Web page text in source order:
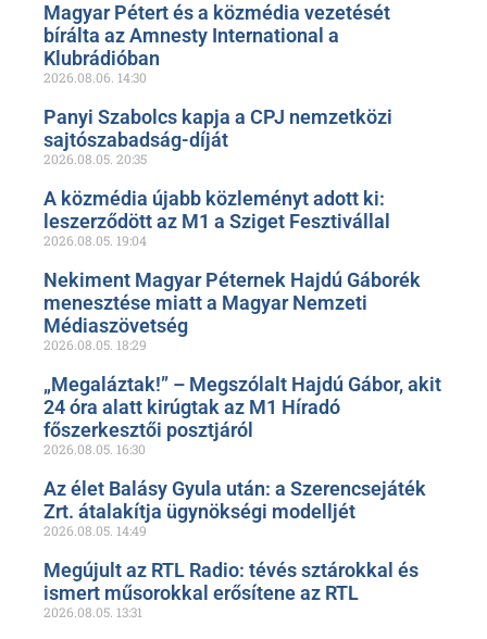
Magyar Pétert és a közmédia vezetését
bírálta az Amnesty International a
Klubrádióban
2026.08.06. 14:30
Panyi Szabolcs kapja a CPJ nemzetközi
sajtószabadság-díját
2026.08.05. 20:35
A közmédia újabb közleményt adott ki:
leszerződött az M1 a Sziget Fesztivállal
2026.08.05. 19:04
Nekiment Magyar Péternek Hajdú Gáborék
menesztése miatt a Magyar Nemzeti
Médiaszövetség
2026.08.05. 18:29
„Megaláztak!” – Megszólalt Hajdú Gábor, akit
24 óra alatt kirúgtak az M1 Híradó
főszerkesztői posztjáról
2026.08.05. 16:30
Az élet Balásy Gyula után: a Szerencsejáték
Zrt. átalakítja ügynökségi modelljét
2026.08.05. 14:49
Megújult az RTL Radio: tévés sztárokkal és
ismert műsorokkal erősítene az RTL
2026.08.05. 13:31